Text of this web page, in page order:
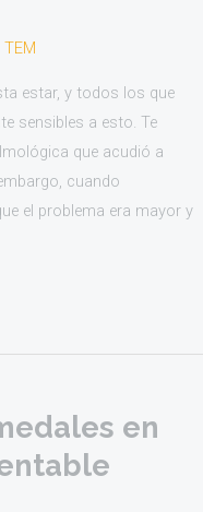
TEM
estar, y todos los que
sensibles a esto. Te
que acudió a
cuando
el problema era mayor y
en